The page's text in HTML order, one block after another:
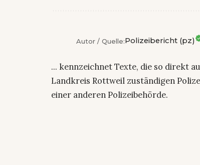
Autor / Quelle:Polizeibericht (pz)
... kennzeichnet Texte, die so direkt
Landkreis Rottweil zuständigen
einer anderen Polizeibehörde.